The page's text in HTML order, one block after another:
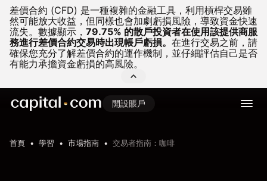
差價合約 (CFD) 是一種複雜的金融工具，利用槓桿交易雖
然可能放大收益，但同樣也會加劇虧損風險，導致資金快速
流失。 數據顯示， 79.75% 的散戶投資者在使用該提供商服
務進行差價合約交易時出現帳戶虧損。 在進行交易之前，請
確保您充分了解差價合約的運作機制，並仔細評估自己是否
有能力承擔資金虧損的高風險。
開設賬戶
首頁 學習 市場指南 交易者指南：咖啡